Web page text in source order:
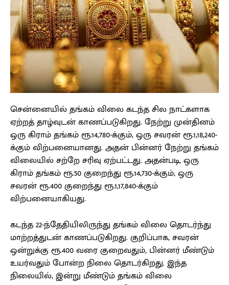
சென்னையில் தங்கம் விலை கடந்த சில நாட்களாக
ஏற்றத் தாழ்வுடன் காணப்படுகிறது. நேற்று முன்தினம்
ஒரு கிராம் தங்கம் ரூ.14,780-க்கும், ஒரு சவரன் ரூ.1,18,240-
க்கும் விற்பனையானது. அதன் பின்னர் நேற்று தங்கம்
விலையில் சற்றே சரிவு ஏற்பட்டது. அதன்படி, ஒரு
கிராம் தங்கம் ரூ.50 குறைந்து ரூ.14,730-க்கும், ஒரு
சவரன் ரூ.400 குறைந்து ரூ.1,17,840-க்கும்
விற்பனையாகியது.
கடந்த 22-ந்தேதியிலிருந்து தங்கம் விலை தொடர்ந்து
மாற்றத்துடன் காணப்படுகிறது. குறிப்பாக, சவரன்
ஒன்றுக்கு ரூ.400 வரை குறைவதும், பின்னர் மீண்டும்
உயர்வதும் போன்ற நிலை தொடர்கிறது. இந்த
நிலையில், இன்று மீண்டும் தங்கம் விலை